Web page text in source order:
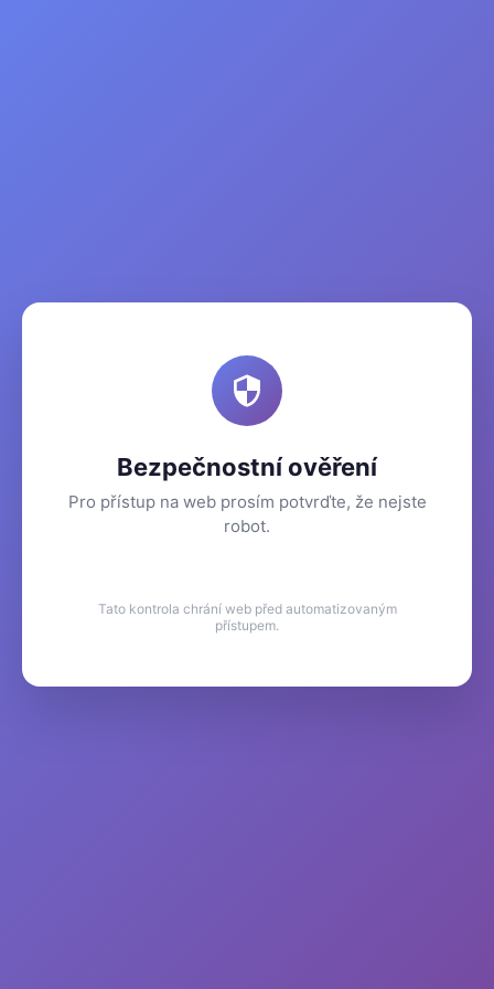
Bezpečnostní ověření
Pro přístup na web prosím potvrďte, že nejste
robot.
Tato kontrola chrání web před automatizovaným
přístupem.